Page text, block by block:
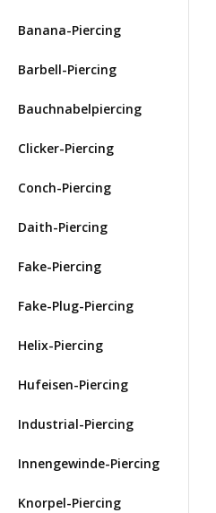
Banana-Piercing
Barbell-Piercing
Bauchnabelpiercing
Clicker-Piercing
Conch-Piercing
Daith-Piercing
Fake-Piercing
Fake-Plug-Piercing
Helix-Piercing
Hufeisen-Piercing
Industrial-Piercing
Innengewinde-Piercing
Knorpel-Piercing